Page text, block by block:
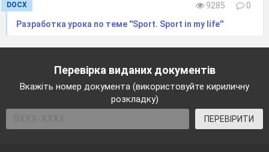
DOCX 9285
0
Разработка урока по теме ''Sport. Sport in my life''
Перевірка виданих документів
Вкажіть номер документа (використовуйте кириличну
розкладку)
ПЕРЕВІРИТИ